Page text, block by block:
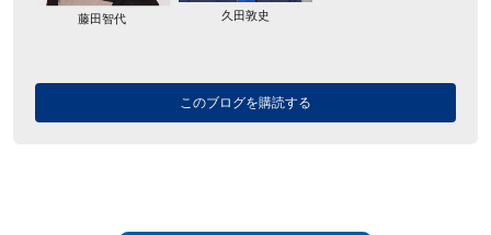
藤田智代 久田敦史
このブログを購読する